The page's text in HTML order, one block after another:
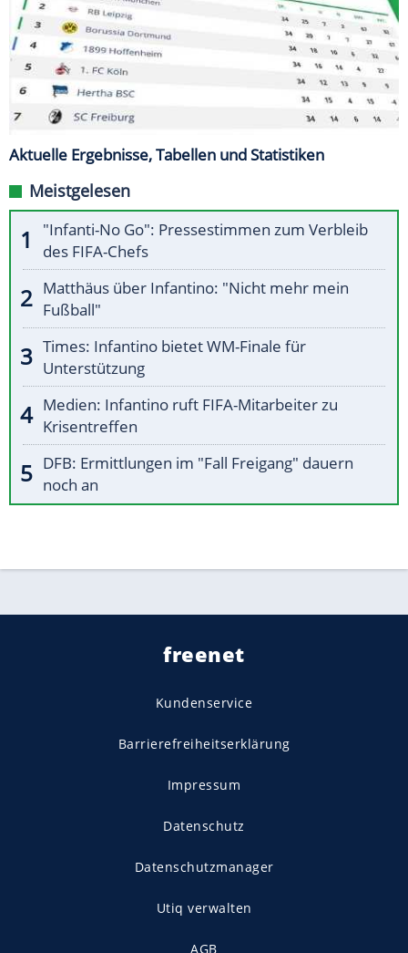
Aktuelle Ergebnisse, Tabellen und Statistiken
Meistgelesen
"Infanti-No Go": Pressestimmen zum Verbleib
des FIFA-Chefs
Matthäus über Infantino: "Nicht mehr mein
Fußball"
Times: Infantino bietet WM-Finale für
Unterstützung
Medien: Infantino ruft FIFA-Mitarbeiter zu
Krisentreffen
DFB: Ermittlungen im "Fall Freigang" dauern
noch an
freenet
Kundenservice
Barrierefreiheitserklärung
Impressum
Datenschutz
Datenschutzmanager
Utiq verwalten
AGB